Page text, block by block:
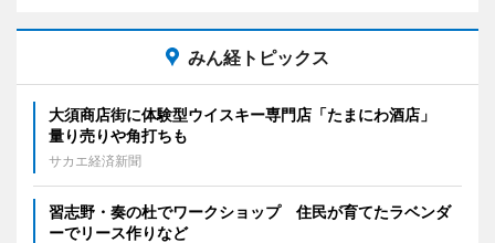
みん経トピックス
大須商店街に体験型ウイスキー専門店「たまにわ酒店」
量り売りや角打ちも
サカエ経済新聞
習志野・奏の杜でワークショップ 住民が育てたラベンダ
ーでリース作りなど